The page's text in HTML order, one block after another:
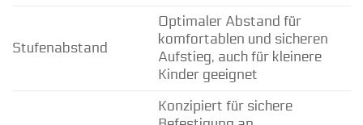
Stufenabstand
Optimaler Abstand für
komfortablen und sicheren
Aufstieg, auch für kleinere
Kinder geeignet
Konzipiert für sichere